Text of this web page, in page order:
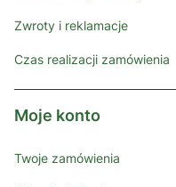
Zwroty i reklamacje
Czas realizacji zamówienia
Moje konto
Twoje zamówienia